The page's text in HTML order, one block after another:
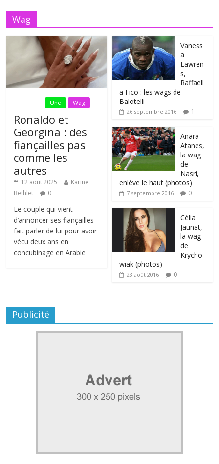
Wag
Une Wag
Ronaldo et
Georgina : des
fiançailles pas
comme les
autres
12 août 2025
Karine
Bethlet
0
Le couple qui vient
d’annoncer ses fiançailles
fait parler de lui pour avoir
vécu deux ans en
concubinage en Arabie
Vaness
a
Lawren
s,
Raffaell
a Fico : les wags de
Balotelli
26 septembre 2016 1
Anara
Atanes,
la wag
de
Nasri,
enlève le haut (photos)
7 septembre 2016 0
Célia
Jaunat,
la wag
de
Krycho
wiak (photos)
23 août 2016 0
Publicité